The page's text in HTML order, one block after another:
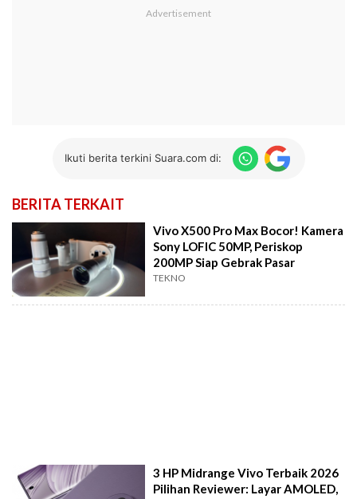
Ikuti berita terkini Suara.com di:
BERITA TERKAIT
Vivo X500 Pro Max Bocor! Kamera
Sony LOFIC 50MP, Periskop
200MP Siap Gebrak Pasar
TEKNO
3 HP Midrange Vivo Terbaik 2026
Pilihan Reviewer: Layar AMOLED,